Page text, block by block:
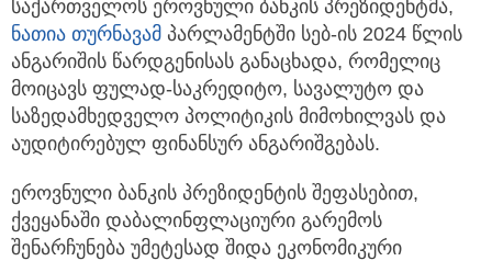
საქართველოს ეროვნული ბანკის პრეზიდენტმა,
ნათია თურნავამ პარლამენტში სებ-ის 2024 წლის
ანგარიშის წარდგენისას განაცხადა, რომელიც
მოიცავს ფულად-საკრედიტო, სავალუტო და
საზედამხედველო პოლიტიკის მიმოხილვას და
აუდიტირებულ ფინანსურ ანგარიშგებას.
ეროვნული ბანკის პრეზიდენტის შეფასებით,
ქვეყანაში დაბალინფლაციური გარემოს
შენარჩუნება უმეტესად შიდა ეკონომიკური